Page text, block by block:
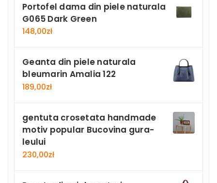
Portofel dama din piele naturala
G065 Dark Green
148,00zł
Geanta din piele naturala
bleumarin Amalia 122
189,00zł
gentuta crosetata handmade
motiv popular Bucovina gura-
leului
230,00zł